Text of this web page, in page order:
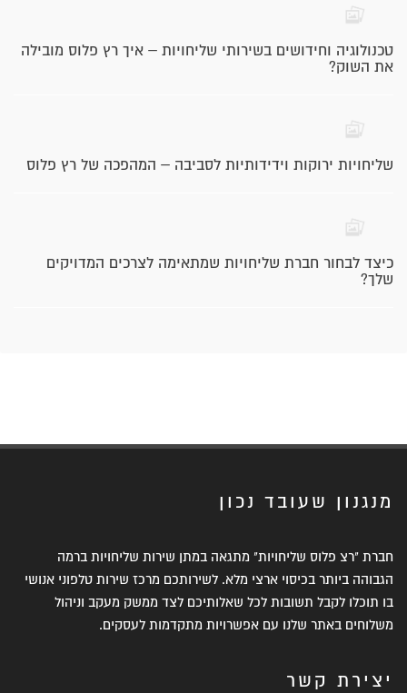
טכנולוגיה וחידושים בשירותי שליחויות – איך רץ פלוס מובילה
את השוק?
שליחויות ירוקות וידידותיות לסביבה – המהפכה של רץ פלוס
כיצד לבחור חברת שליחויות שמתאימה לצרכים המדויקים
שלך?
מנגנון שעובד נכון
חברת "רצ פלוס שליחויות" מתגאה במתן שירות שליחויות ברמה
הגבוהה ביותר בכיסוי ארצי מלא. לשירותכם מרכז שירות טלפוני אנושי
בו תוכלו לקבל תשובות לכל שאלותיכם לצד ממשק מעקב וניהול
משלוחים באתר שלנו עם אפשרויות מתקדמות לעסקים.
יצירת קשר